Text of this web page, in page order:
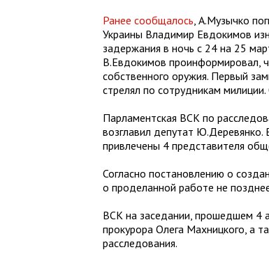
Ранее сообщалось, А.Музычко
Украины Владимир Евдокимов
задержания в ночь с 24 на 25
В.Евдокимов проинформировал,
собственного оружия. Первый
стрелял по сотрудникам
Парламентская ВСК по
возглавил депутат
привлечены 4 представителя
Согласно постановлению о
о проделанной работе не
ВСК на заседании, прошедшем 4
прокурора Олега Махницкого, а
расследования.